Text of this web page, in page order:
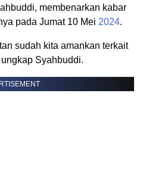
membenarkan kabar
pada Jumat 10 Mei 2024.
sudah kita amankan terkait
ungkap Syahbuddi.